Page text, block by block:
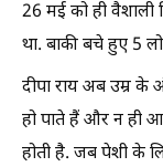
26 मई को ही वैशाली
था. बाकी बचे हुए 5
दीपा राय अब उम्र
हो पाते हैं और न ही
होती है. जब पेशी के